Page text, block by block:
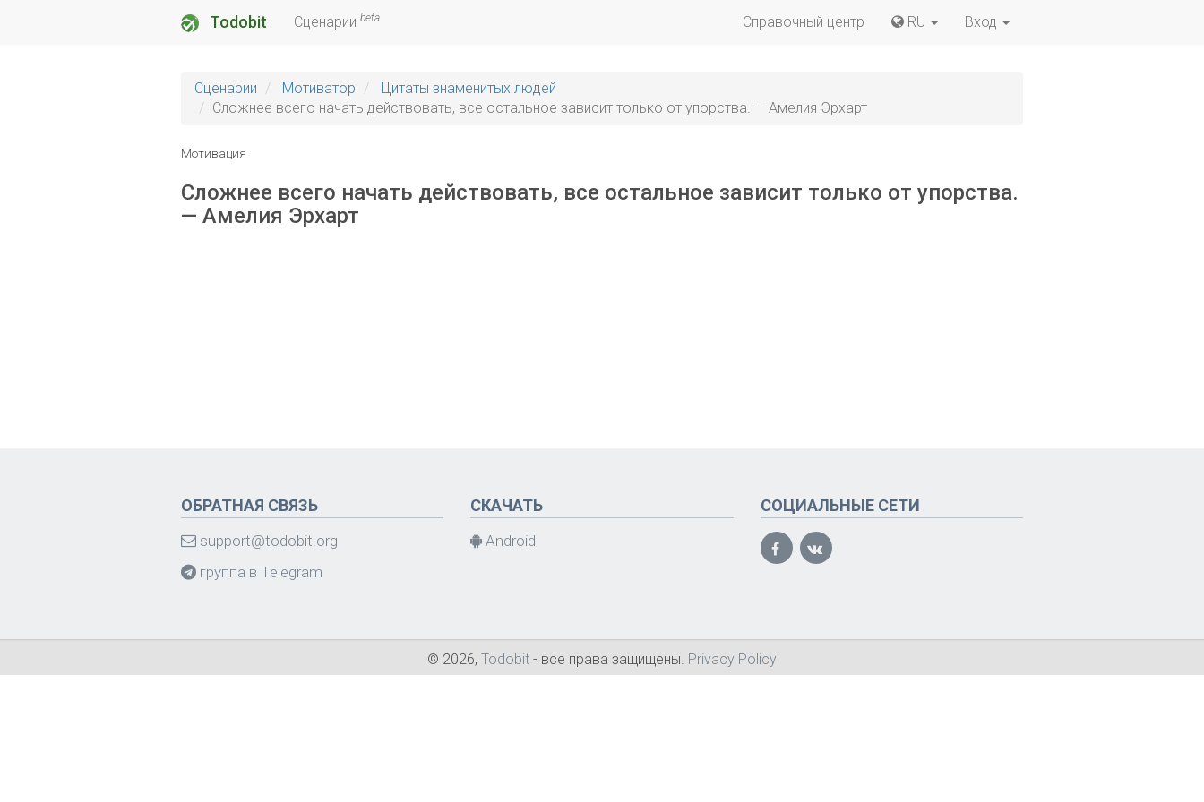
Todobit Сценарии beta Справочный центр RU Вход
Сценарии Мотиватор
Цитаты знаменитых людей
Сложнее всего начать действовать, все остальное зависит только от упорства. — Амелия Эрхарт
Мотивация
Сложнее всего начать действовать, все остальное зависит только от упорства.
— Амелия Эрхарт
ОБРАТНАЯ СВЯЗЬ
support@todobit.org
группа в Telegram
СКАЧАТЬ
Android
СОЦИАЛЬНЫЕ СЕТИ
© 2026, Todobit - все права защищены. Privacy Policy